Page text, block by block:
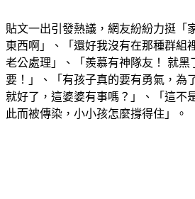
貼文一出引發熱議，網友紛紛力挺「
東西啊」、「還好我沒有在那種群組
老公處理」、「羨慕有神隊友！ 就黑
要！」、「有孩子真的要有勇氣，為
就好了，這婆婆有事嗎？」、「這不
此而被傳染，小小孩怎麼撐得住」。